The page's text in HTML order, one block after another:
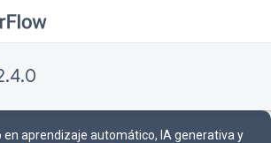
en aprendizaje automático, IA generativa y